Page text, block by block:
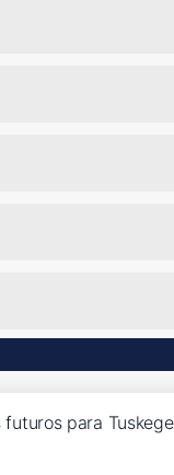
futuros para